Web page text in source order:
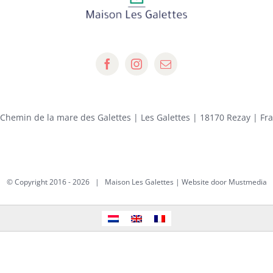
de la mare des Galettes | Les Galettes | 18170 Rezay |
© Copyright 2016 -2026 | Maison Les Galettes | Website door Mustmedia